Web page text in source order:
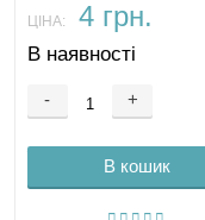
ЦІНА: 4 грн.
В наявності
- +
В кошик